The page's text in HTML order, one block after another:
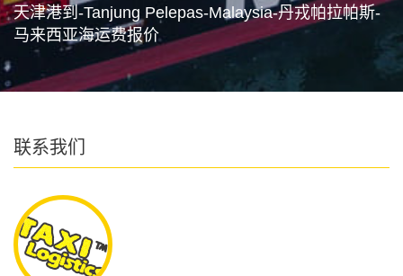
天津港到-Tanjung Pelepas-Malaysia-丹戎帕拉帕斯-
马来西亚海运费报价
联系我们